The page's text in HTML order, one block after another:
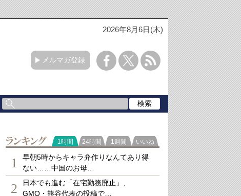
2026年8月6日(木)
メルマガ登録
ランキング
1時間 24時間 1週間 いいね
1
早朝5時からキャラ弁作りなんてあり得
ない……中国のお母…
2
日本でも進む「在宅勤務廃止」、
GMO・熊谷代表の投稿で…